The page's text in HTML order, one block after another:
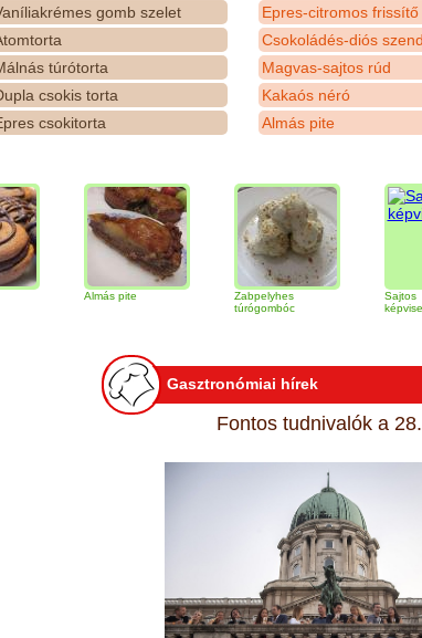
gomb szelet
túrótorta
csokis torta
csokitorta
Epres-citromos frissítő
Csokoládés-diós
Magvas-sajtos rúd
Kakaós néró
Almás pite
Zabpelyhes
túrógombóc
képviselőfánk
Gasztronómiai hírek
Fontos tudnivalók a